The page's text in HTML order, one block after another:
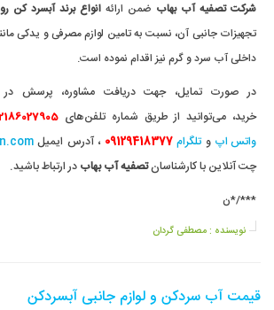
شرکت تصفیه آب بهاب ضمن ارائه انواع برند آبسرد کن
تجهیزات جانبی آن، نسبت به تامین لوازم مصرفی و یدکی
داخلی آب سرد و گرم نیز اقدام نموده است.
در صورت تمایل، جهت دریافت مشاوره، پرسش
خرید، می‌توانید از طریق شماره تلفن‌های
واتس اپ و تلگرام 09129418377 ، آدرس ایمیل
چت آنلاین با کارشناسانتصفیه آب بهابدر ارتباط باشید.
***/*ن
نویسنده :مصطفی گردان
قیمت آب سردکن و لوازم جانبی آبسردکن